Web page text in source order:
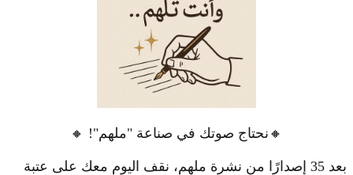
🔸نحتاج صوتك في صناعة "ملهم"! 🔸
بعد 35 إصدارًا من نشرة ملهم، نقف اليوم معك على عتبة